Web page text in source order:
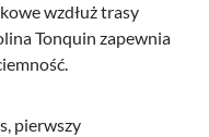
wzdłuż trasy
Tonquin zapewnia
pierwszy